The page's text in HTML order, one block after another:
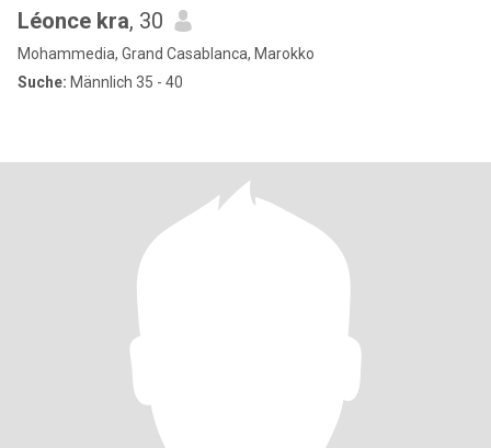
Léonce kra, 30
Mohammedia, Grand Casablanca, Marokko
Suche: Männlich 35 - 40